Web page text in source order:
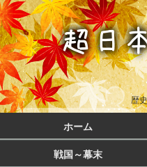
歴
ホーム
戦国～幕末